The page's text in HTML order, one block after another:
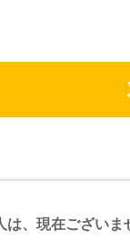
は、現在ござい